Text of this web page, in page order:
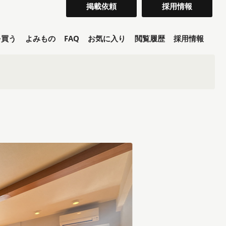
掲載依頼 採用情報
う よみもの FAQ お気に入り 閲覧履歴 採用情報